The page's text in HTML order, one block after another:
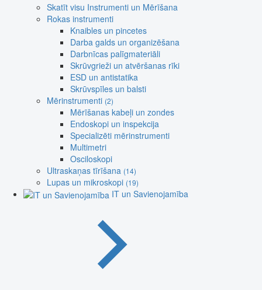
Skatīt visu Instrumenti un Mērīšana
Rokas instrumenti
Knaibles un pincetes
Darba galds un organizēšana
Darbnīcas palīgmateriāli
Skrūvgrieži un atvēršanas rīki
ESD un antistatika
Skrūvspīles un balsti
Mērinstrumenti (2)
Mērīšanas kabeļi un zondes
Endoskopi un inspekcija
Specializēti mērinstrumenti
Multimetri
Osciloskopi
Ultraskaņas tīrīšana (14)
Lupas un mikroskopi (19)
IT un Savienojamība